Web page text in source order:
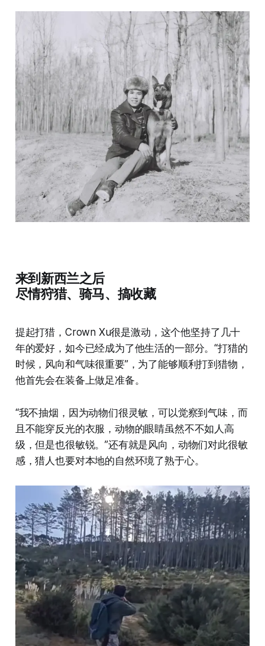
来到新西兰之后
尽情狩猎、骑马、搞收藏
提起打猎，Crown Xu很是激动，这个他坚持了几十
年的爱好，如今已经成为了他生活的一部分。“打猎的
时候，风向和气味很重要”，为了能够顺利打到猎物，
他首先会在装备上做足准备。
“我不抽烟，因为动物们很灵敏，可以觉察到气味，而
且不能穿反光的衣服，动物的眼睛虽然不不如人高
级，但是也很敏锐。”还有就是风向，动物们对此很敏
感，猎人也要对本地的自然环境了熟于心。